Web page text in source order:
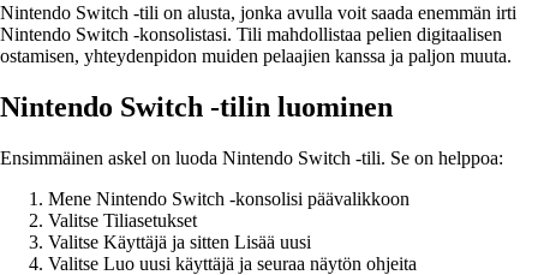
Nintendo Switch -tili on alusta, jonka avulla voit saada enemmän irti
Nintendo Switch -konsolistasi. Tili mahdollistaa pelien digitaalisen
ostamisen, yhteydenpidon muiden pelaajien kanssa ja paljon muuta.
Nintendo Switch -tilin luominen
Ensimmäinen askel on luoda Nintendo Switch -tili. Se on helppoa:
Mene Nintendo Switch -konsolisi päävalikkoon
Valitse Tiliasetukset
Valitse Käyttäjä ja sitten Lisää uusi
Valitse Luo uusi käyttäjä ja seuraa näytön ohjeita